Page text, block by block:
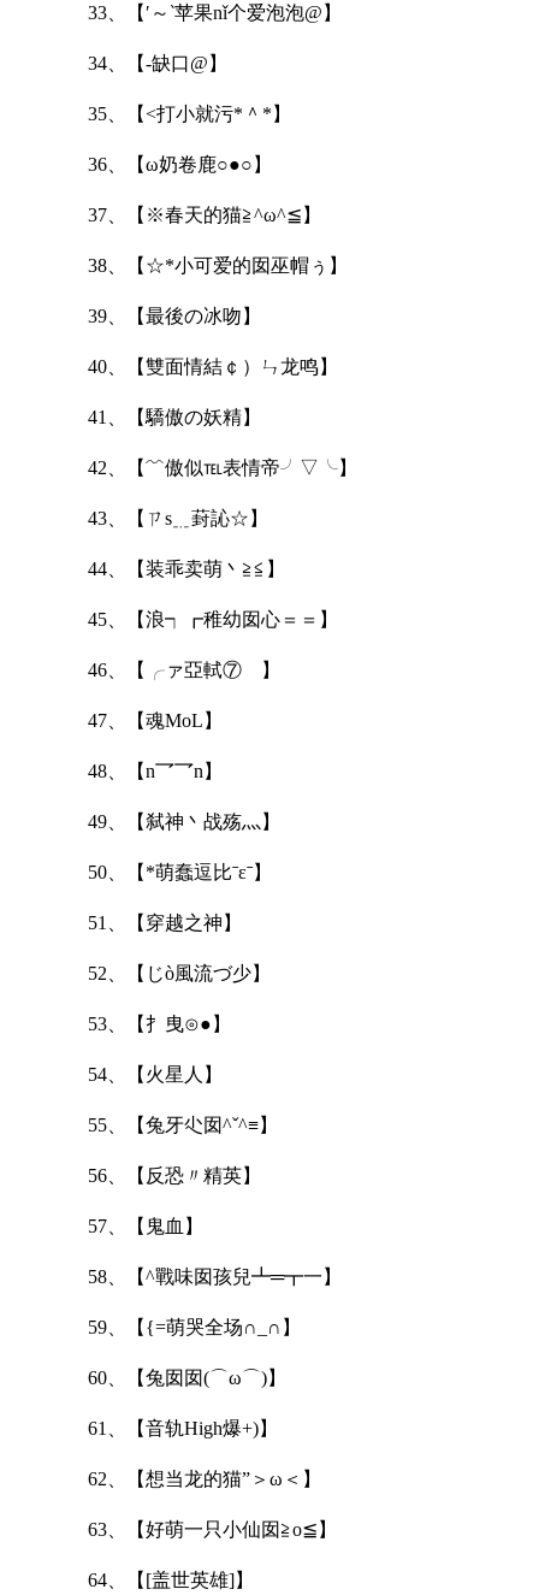
33、【′～‵苹果nǐ个爱泡泡@】
34、【-缺口@】
35、【<打小就污*＾*】
36、【ω奶卷鹿○●○】
37、【※春天的猫≧^ω^≦】
38、【☆*小可爱的囡巫帽ぅ】
39、【最後の冰吻】
40、【雙面情結￠）ㄣ龙鸣】
41、【驕傲の妖精】
42、【﹌傲似℡表情帝╯▽╰】
43、【ㄗs﹎葑訫☆】
44、【装乖卖萌丶≧≦】
45、【浪┑┏稚幼囡心＝＝】
46、【╭ァ亞軾⑦ゞ】
47、【魂MoL】
48、【n乛乛n】
49、【弑神丶战殇灬】
50、【*萌蠢逗比ˉεˉ】
51、【穿越之神】
52、【じò風流づ少】
53、【扌曳⊙●】
54、【火星人】
55、【兔牙尐囡^ˇ^≡】
56、【反恐〃精英】
57、【鬼血】
58、【^戰味囡孩兒┻═┳一】
59、【{=萌哭全场∩_∩】
60、【兔囡囡(⌒ω⌒)】
61、【音轨High爆+)】
62、【想当龙的猫”＞ω＜】
63、【好萌一只小仙囡≧o≦】
64、【[盖世英雄]】